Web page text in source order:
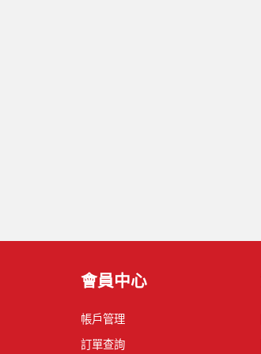
會員中心
帳戶管理
訂單查詢